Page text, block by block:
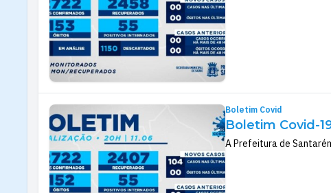
Boletim Covid
Boletim Covid-
A Prefeitura de